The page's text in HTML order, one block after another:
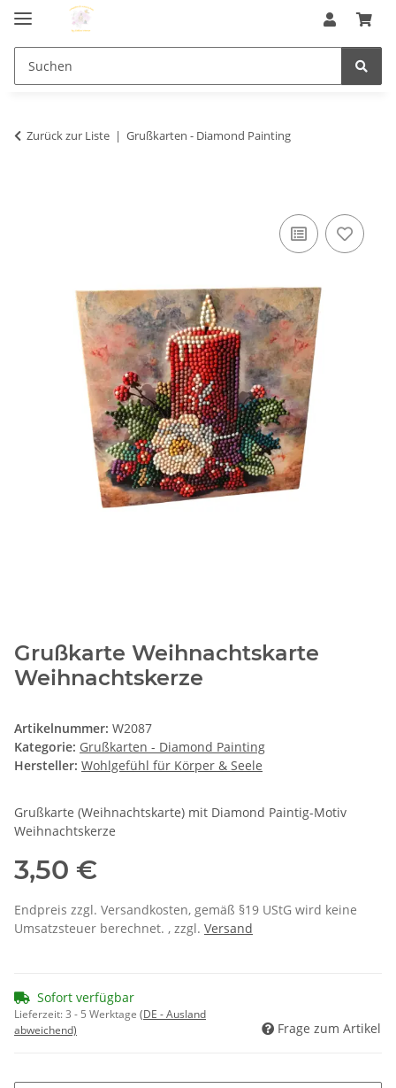
Zurück zur Liste Grußkarten - Diamond Painting
Grußkarte Weihnachtskarte
Weihnachtskerze
Artikelnummer: W2087
Kategorie: Grußkarten - Diamond Painting
Hersteller: Wohlgefühl für Körper & Seele
Grußkarte (Weihnachtskarte) mit Diamond Paintig-Motiv
Weihnachtskerze
3,50 €
Endpreis zzgl. Versandkosten, gemäß §19 UStG wird keine
Umsatzsteuer berechnet. , zzgl. Versand
Sofort verfügbar
Lieferzeit:3 - 5 Werktage (DE - Ausland
abweichend)
Frage zum Artikel